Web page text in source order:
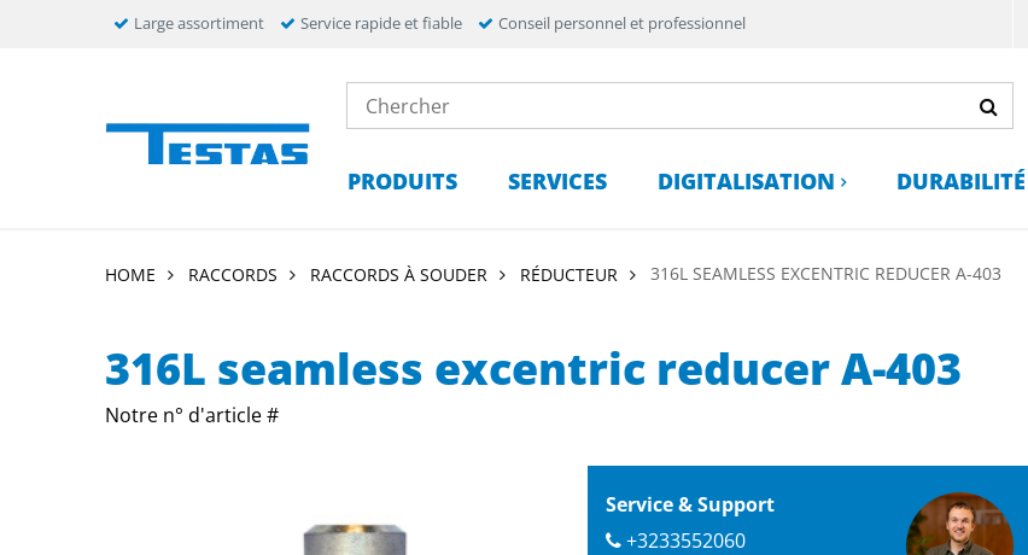
Large assortiment Service rapide et fiable Conseil personnel et professionnel
PRODUITS SERVICES DIGITALISATION DURABILITÉ
HOME RACCORDS RACCORDS À SOUDER RÉDUCTEUR 316L SEAMLESS EXCENTRIC REDUCER A-403
316L seamless excentric reducer A-403
Notre n° d'article #
Service & Support
+3233552060